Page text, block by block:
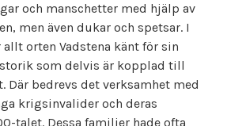
och manschetter med hjälp av
men även dukar och spetsar. I
orten Vadstena känt för sin
som delvis är kopplad till
bedrevs det verksamhet med
krigsinvalider och deras
talet. Dessa familjer hade ofta